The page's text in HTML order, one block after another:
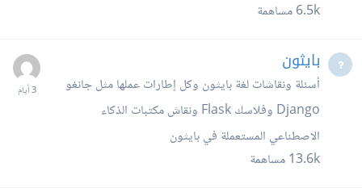
6.5kمساهمة
بايثون
أسئلة ونقاشات لغة بايثون وكل إطارات عملها مثل جانغو
Django وفلاسك Flask ونقاش مكتبات الذكاء
الاصطناعي المستعملة في بايثون
13.6kمساهمة